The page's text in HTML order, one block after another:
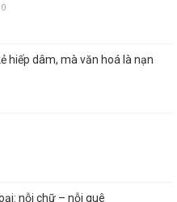
0
hiếp dâm, mà văn hoá là nạn
nỗi chữ – nỗi quê